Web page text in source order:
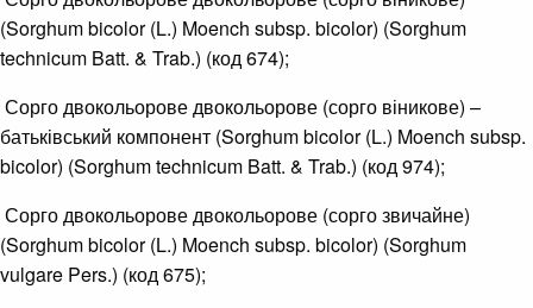
(Sorghum bicolor (L.) Moench subsp. bicolor) (Sorghum
technicum Batt. & Trab.) (код 674);
Сорго двокольорове двокольорове (сорго віникове) –
батьківський компонент (Sorghum bicolor (L.) Moench subsp.
bicolor) (Sorghum technicum Batt. & Trab.) (код 974);
Сорго двокольорове двокольорове (сорго звичайне)
(Sorghum bicolor (L.) Moench subsp. bicolor) (Sorghum
vulgare Pers.) (код 675);